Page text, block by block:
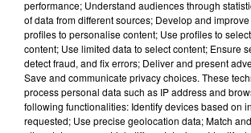
L’agroalimentaire en
Franche-Comté : un
stabilisé dans un
économique favorable
La Direccte a publié ce
performance; Understand audiences through
of data from different sources; Develop and
profiles to personalise content; Use profiles to
content; Use limited data to select content; Ensure
detect fraud, and fix errors; Deliver and present
Save and communicate privacy choices. These
process personal data such as IP address and
following functionalities: Identify devices based on
requested; Use precise geolocation data; Match